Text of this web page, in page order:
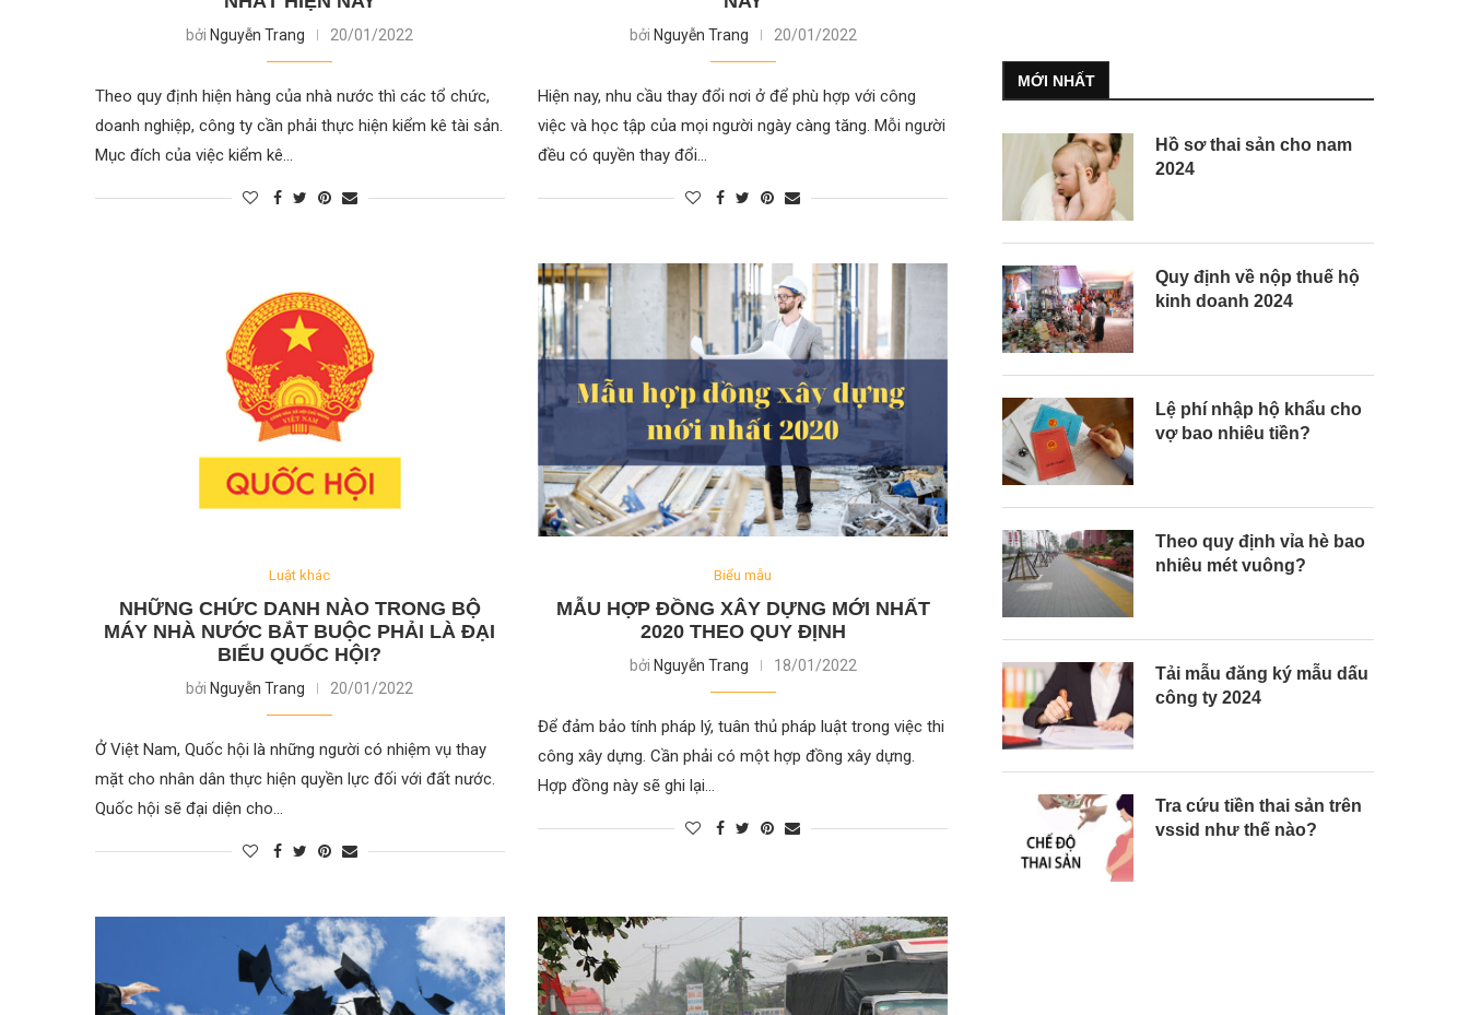
bởi Nguyễn Trang 20/01/2022
Theo quy định hiện hàng của nhà nước thì các tổ chức,
doanh nghiệp, công ty cần phải thực hiện kiểm kê tài sản.
Mục đích của việc kiểm kê…
bởi Nguyễn Trang 20/01/2022
Hiện nay, nhu cầu thay đổi nơi ở để phù hợp với công
việc và học tập của mọi người ngày càng tăng. Mỗi người
đều có quyền thay đổi…
Luật khác
NHỮNG CHỨC DANH NÀO TRONG BỘ
MÁY NHÀ NƯỚC BẮT BUỘC PHẢI LÀ ĐẠI
BIỂU QUỐC HỘI?
bởi Nguyễn Trang 20/01/2022
Ở Việt Nam, Quốc hội là những người có nhiệm vụ thay
mặt cho nhân dân thực hiện quyền lực đối với đất nước.
Quốc hội sẽ đại diện cho…
Biểu mẫu
MẪU HỢP ĐỒNG XÂY DỰNG MỚI NHẤT
2020 THEO QUY ĐỊNH
bởi Nguyễn Trang 18/01/2022
Để đảm bảo tính pháp lý, tuân thủ pháp luật trong việc thi
công xây dựng. Cần phải có một hợp đồng xây dựng.
Hợp đồng này sẽ ghi lại…
MỚI NHẤT
Hồ sơ thai sản cho nam
2024
Quy định về nộp thuế hộ
kinh doanh 2024
Lệ phí nhập hộ khẩu cho
vợ bao nhiêu tiền?
Theo quy định vỉa hè bao
nhiêu mét vuông?
Tải mẫu đăng ký mẫu dấu
công ty 2024
Tra cứu tiền thai sản trên
vssid như thế nào?